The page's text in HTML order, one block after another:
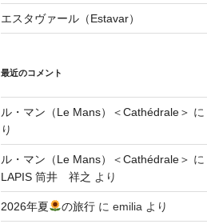
エスタヴァール（Estavar）
最近のコメント
ル・マン（Le Mans）＜Cathédrale＞ に
り
ル・マン（Le Mans）＜Cathédrale＞ に
LAPIS 筒井 祥之 より
2026年夏 の旅行に emilia より